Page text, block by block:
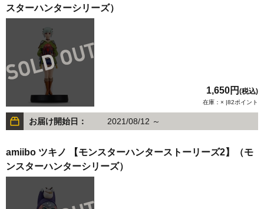
スターハンターシリーズ）
1,650円 (税込)
在庫：× |82ポイント
お届け開始日： 2021/08/12 ～
amiibo ツキノ 【モンスターハンターストーリーズ2】（モ
ンスターハンターシリーズ）